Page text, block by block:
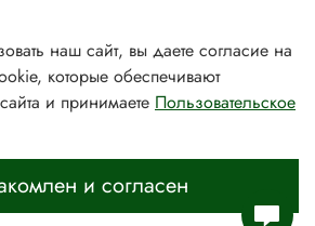
06 (розничный
наш сайт, вы даете согласие на
которые обеспечивают
и принимаете Пользовательское
и согласен